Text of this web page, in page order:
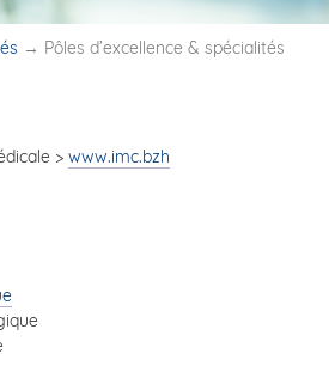
→ Pôles d’excellence & spécialités
> www.imc.bzh